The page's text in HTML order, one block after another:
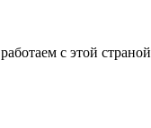
с этой страной